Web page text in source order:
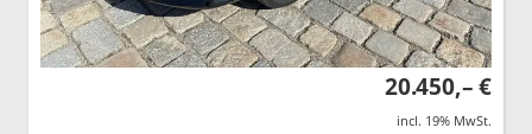
20.450,– €
incl. 19% MwSt.